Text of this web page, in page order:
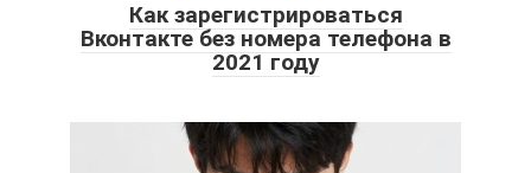
Как зарегистрироваться
Вконтакте без номера телефона в
2021 году